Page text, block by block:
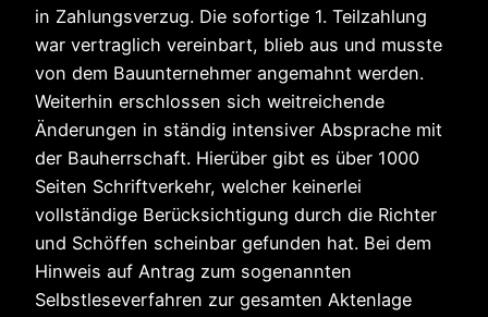
in Zahlungsverzug. Die sofortige 1. Teilzahlung
war vertraglich vereinbart, blieb aus und musste
von dem Bauunternehmer angemahnt werden.
Weiterhin erschlossen sich weitreichende
Änderungen in ständig intensiver Absprache mit
der Bauherrschaft. Hierüber gibt es über 1000
Seiten Schriftverkehr, welcher keinerlei
vollständige Berücksichtigung durch die Richter
und Schöffen scheinbar gefunden hat. Bei dem
Hinweis auf Antrag zum sogenannten
Selbstleseverfahren zur gesamten Aktenlage